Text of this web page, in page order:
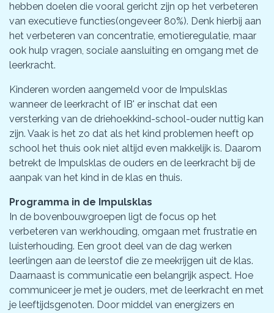
hebben doelen die vooral gericht zijn op het verbeteren
van executieve functies(ongeveer 80%). Denk hierbij aan
het verbeteren van concentratie, emotieregulatie, maar
ook hulp vragen, sociale aansluiting en omgang met de
leerkracht.
Kinderen worden aangemeld voor de Impulsklas
wanneer de leerkracht of IB' er inschat dat een
versterking van de driehoekkind-school-ouder nuttig kan
zijn. Vaak is het zo dat als het kind problemen heeft op
school het thuis ook niet altijd even makkelijk is. Daarom
betrekt de Impulsklas de ouders en de leerkracht bij de
aanpak van het kind in de klas en thuis.
Programma in de Impulsklas
In de bovenbouwgroepen ligt de focus op het
verbeteren van werkhouding, omgaan met frustratie en
luisterhouding. Een groot deel van de dag werken
leerlingen aan de leerstof die ze meekrijgen uit de klas.
Daarnaast is communicatie een belangrijk aspect. Hoe
communiceer je met je ouders, met de leerkracht en met
je leeftijdsgenoten. Door middel van energizers en